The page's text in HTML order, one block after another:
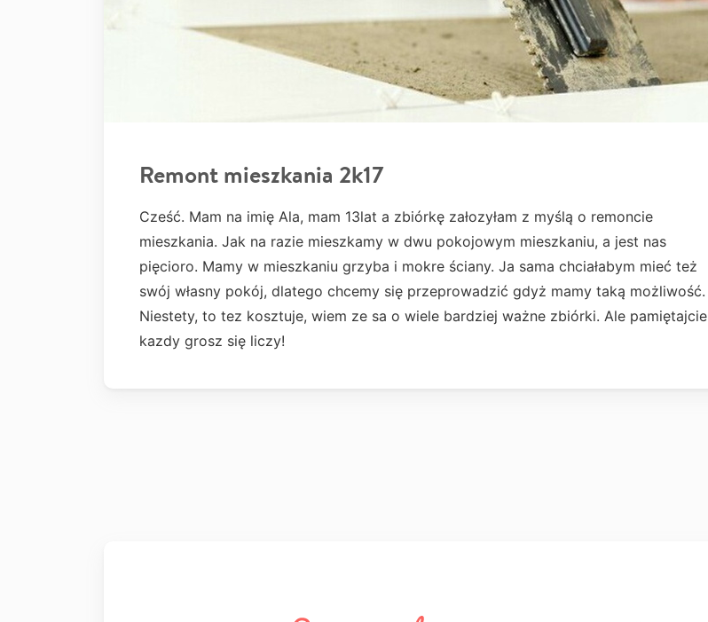
Remont mieszkania 2k17
Cześć. Mam na imię Ala, mam 13lat a zbiórkę załozyłam z myślą o remoncie
mieszkania. Jak na razie mieszkamy w dwu pokojowym mieszkaniu, a jest nas
pięcioro. Mamy w mieszkaniu grzyba i mokre ściany. Ja sama chciałabym mieć też
swój własny pokój, dlatego chcemy się przeprowadzić gdyż mamy taką możliwość.
Niestety, to tez kosztuje, wiem ze sa o wiele bardziej ważne zbiórki. Ale pamiętajcie
kazdy grosz się liczy!